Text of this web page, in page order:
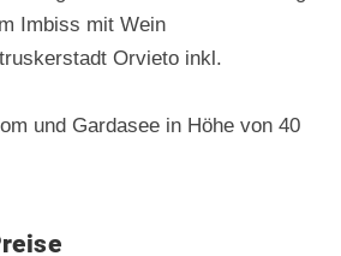
Imbiss mit Wein
Orvieto inkl.
und Gardasee in Höhe von 40